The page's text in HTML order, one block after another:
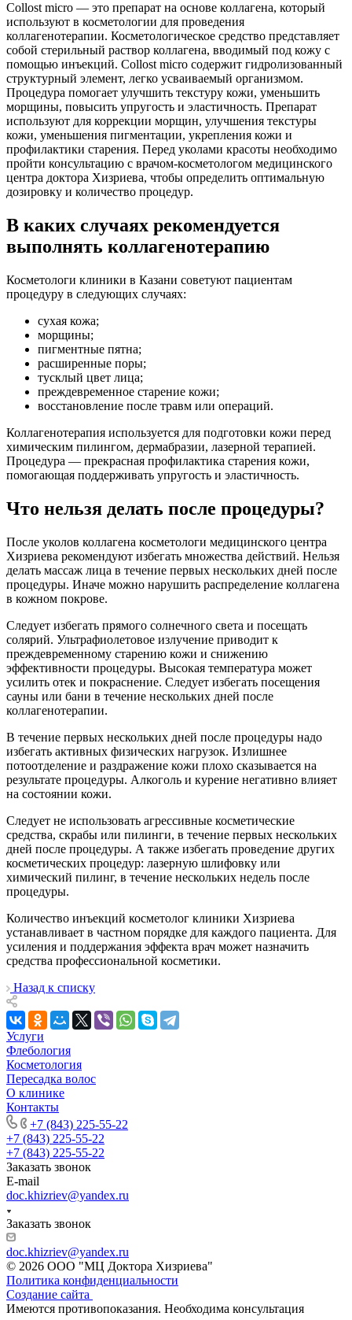
Collost micro — это препарат на основе коллагена, который
используют в косметологии для проведения
коллагенотерапии. Косметологическое средство представляет
собой стерильный раствор коллагена, вводимый под кожу с
помощью инъекций. Collost micro содержит гидролизованный
структурный элемент, легко усваиваемый организмом.
Процедура помогает улучшить текстуру кожи, уменьшить
морщины, повысить упругость и эластичность. Препарат
используют для коррекции морщин, улучшения текстуры
кожи, уменьшения пигментации, укрепления кожи и
профилактики старения. Перед уколами красоты необходимо
пройти консультацию с врачом-косметологом медицинского
центра доктора Хизриева, чтобы определить оптимальную
дозировку и количество процедур.
В каких случаях рекомендуется
выполнять коллагенотерапию
Косметологи клиники в Казани советуют пациентам
процедуру в следующих случаях:
сухая кожа;
морщины;
пигментные пятна;
расширенные поры;
тусклый цвет лица;
преждевременное старение кожи;
восстановление после травм или операций.
Коллагенотерапия используется для подготовки кожи перед
химическим пилингом, дермабразии, лазерной терапией.
Процедура — прекрасная профилактика старения кожи,
помогающая поддерживать упругость и эластичность.
Что нельзя делать после процедуры?
После уколов коллагена косметологи медицинского центра
Хизриева рекомендуют избегать множества действий. Нельзя
делать массаж лица в течение первых нескольких дней после
процедуры. Иначе можно нарушить распределение коллагена
в кожном покрове.
Следует избегать прямого солнечного света и посещать
солярий. Ультрафиолетовое излучение приводит к
преждевременному старению кожи и снижению
эффективности процедуры. Высокая температура может
усилить отек и покраснение. Следует избегать посещения
сауны или бани в течение нескольких дней после
коллагенотерапии.
В течение первых нескольких дней после процедуры надо
избегать активных физических нагрузок. Излишнее
потоотделение и раздражение кожи плохо сказывается на
результате процедуры. Алкоголь и курение негативно влияет
на состоянии кожи.
Следует не использовать агрессивные косметические
средства, скрабы или пилинги, в течение первых нескольких
дней после процедуры. А также избегать проведение других
косметических процедур: лазерную шлифовку или
химический пилинг, в течение нескольких недель после
процедуры.
Количество инъекций косметолог клиники Хизриева
устанавливает в частном порядке для каждого пациента. Для
усиления и поддержания эффекта врач может назначить
средства профессиональной косметики.
Назад к списку
Услуги
Флебология
Косметология
Пересадка волос
О клинике
Контакты
+7 (843) 225-55-22
+7 (843) 225-55-22
+7 (843) 225-55-22
Заказать звонок
E-mail
doc.khizriev@yandex.ru
Заказать звонок
doc.khizriev@yandex.ru
© 2026 ООО "МЦ Доктора Хизриева"
Политика конфиденциальности
Создание сайта
Имеются противопоказания. Необходима консультация